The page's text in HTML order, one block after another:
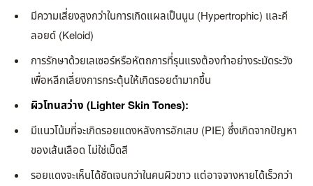
มีความเสี่ยงสูงกว่าในการเกิดแผลเป็นนูน (Hypertrophic) และคี
ลอยด์ (Keloid)
การรักษาด้วยเลเซอร์หรือหัตถการที่รุนแรงต้องทำอย่างระมัดระวัง
เพื่อหลีกเลี่ยงการกระตุ้นให้เกิดรอยดำมากขึ้น
ผิวโทนสว่าง (Lighter Skin Tones):
มีแนวโน้มที่จะเกิดรอยแดงหลังการอักเสบ (PIE) ซึ่งเกิดจากปัญหา
ของเส้นเลือด ไม่ใช่เม็ดสี
รอยแดงจะเห็นได้ชัดเจนกว่าในคนผิวขาว แต่อาจจางหายได้เร็วกว่า